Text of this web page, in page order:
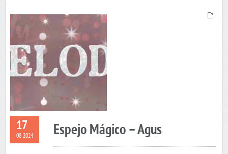
17
08 2024 Espejo Mágico – Agus